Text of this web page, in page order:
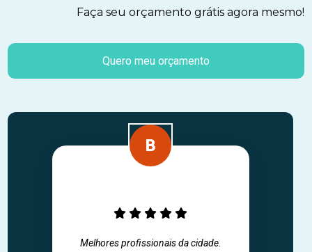
Faça seu orçamento grátis agora mesmo!
Quero meu orçamento
Melhores profissionais da cidade.